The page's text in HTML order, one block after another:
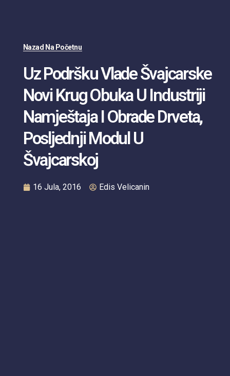
Nazad Na Početnu
Uz Podršku Vlade Švajcarske
Novi Krug Obuka U Industriji
Namještaja I Obrade Drveta,
Posljednji Modul U
Švajcarskoj
16 Jula, 2016 Edis Velicanin